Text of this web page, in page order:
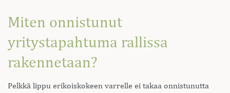
Miten onnistunut
yritystapahtuma rallissa
rakennetaan?
Pelkkä lippu erikoiskokeen varrelle ei takaa onnistunutta